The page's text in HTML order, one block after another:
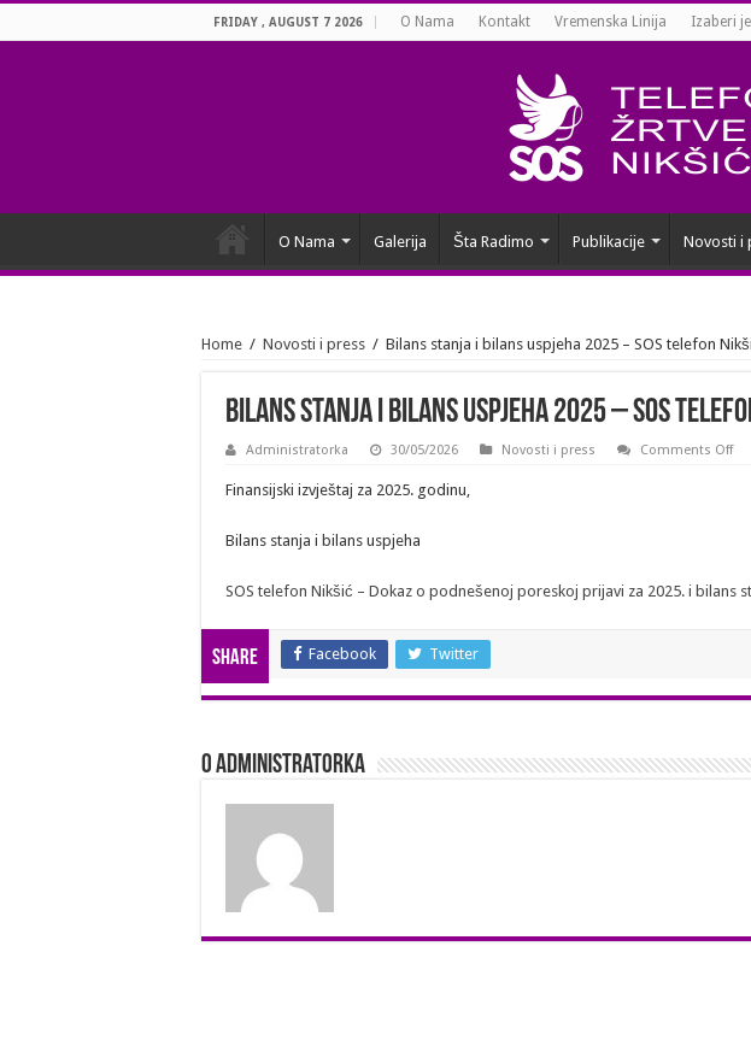
FRIDAY , AUGUST 7 2026 O Nama Kontakt Vremenska Linija Izaberi
O Nama Galerija Šta Radimo Publikacije Novosti i
Home / Novosti i press / Bilans stanja i bilans uspjeha 2025 – SOS telefon
Bilans stanja i bilans uspjeha 2025 – SOS
Administratorka 30/05/2026 Novosti i press Comments Offon
Finansijski izvještaj za 2025. godinu,
Bilans stanja i bilans uspjeha
SOS telefon Nikšić – Dokaz o podnešenoj poreskoj prijavi za 2025. i bilans
Share Facebook Twitter
O Administratorka